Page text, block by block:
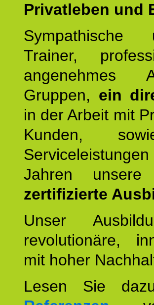
Privatleben und
Sympathische
Trainer,
angenehmes
Gruppen, ein
in der Arbeit mit
Kunden,
Jahren unsere
zertifizierte
Unser
revolutionäre,
mit hoher
Lesen Sie